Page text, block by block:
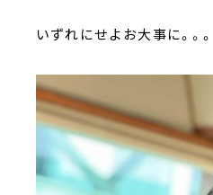
いずれにせよお大事に。。。